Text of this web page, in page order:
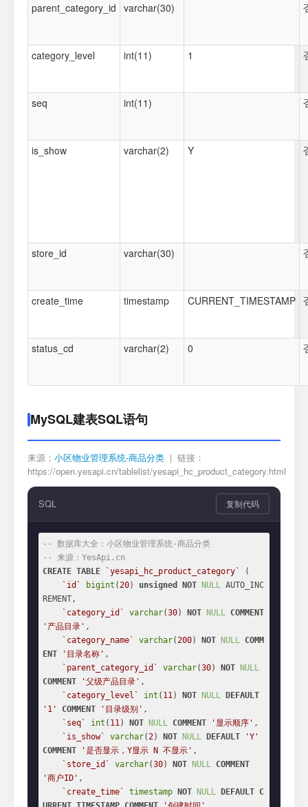
parent_category_id varchar(30)
category_level int(11) 1
seq int(11)
is_show varchar(2) Y
store_id varchar(30)
create_time timestamp CURRENT_TIMESTAMP
status_cd varchar(2) 0
MySQL建表SQL语句
来源： 小区物业管理系统-商品分类 | 链接：
https://open.yesapi.cn/tablelist/yesapi_hc_product_category.html
SQL 复制代码
-- 数据库大全：小区物业管理系统-商品分类
-- 来源：YesApi.cn
CREATE TABLE `yesapi_hc_product_category`
(
`id`
bigint (20) unsigned NOT NULL AUTO_INC
REMENT,
`category_id`
varchar(30) NOT NULL COMMENT
'产品目录' ,
`category_name`
varchar(200) NOT NULL COMM
ENT
'目录名称' ,
`parent_category_id`
varchar(30) NOT
NULL
COMMENT
'父级产品目录' ,
`category_level`
int ( 11) NOT NULL
DEFAULT
'1'
COMMENT '目录级别' ,
`seq`
int ( 11) NOT NULL COMMENT '显示顺序' ,
`is_show`
varchar(2) NOT NULL DEFAULT
'Y'
COMMENT
'是否显示，Y显示 N 不显示' ,
`store_id`
varchar(30) NOT NULL COMMENT
'商户ID' ,
`create_time`
timestamp NOT NULL DEFAULT C